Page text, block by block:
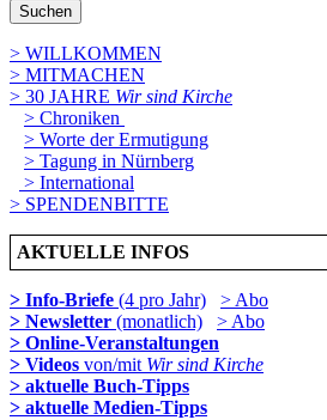
Suchen
> WILLKOMMEN
> MITMACHEN
> 30 JAHRE Wir sind Kirche
> Chroniken
> Worte der Ermutigung
> Tagung in Nürnberg
> International
> SPENDENBITTE
AKTUELLE INFOS
> Info-Briefe (4 pro Jahr)
> Abo
> Newsletter (monatlich)
> Abo
> Online-Veranstaltungen
> Videos von/mit Wir sind Kirche
> aktuelle Buch-Tipps
> aktuelle Medien-Tipps